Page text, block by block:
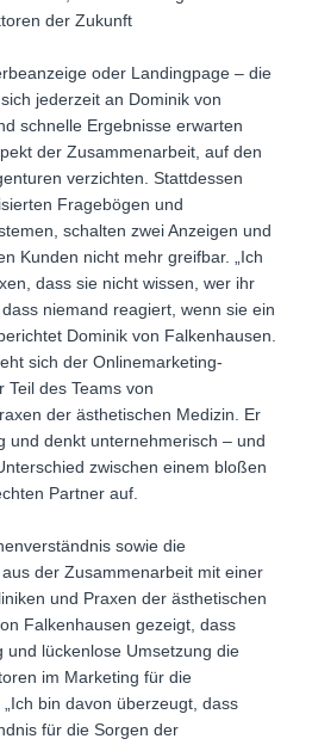
der Zukunft
oder Landingpage – die
jederzeit an Dominik von
schnelle Ergebnisse erwarten
der Zusammenarbeit, auf den
verzichten. Stattdessen
Fragebögen und
schalten zwei Anzeigen und
Kunden nicht mehr greifbar. „Ich
dass sie nicht wissen, wer ihr
niemand reagiert, wenn sie ein
Dominik von Falkenhausen.
sich der Onlinemarketing-
Teil des Teams von
der ästhetischen Medizin. Er
und denkt unternehmerisch – und
zwischen einem bloßen
Partner auf.
sowie die
der Zusammenarbeit mit einer
und Praxen der ästhetischen
Falkenhausen gezeigt, dass
und lückenlose Umsetzung die
im Marketing für die
bin davon überzeugt, dass
für die Sorgen der